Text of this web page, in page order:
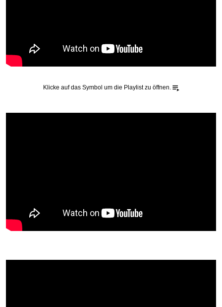
Klicke auf das Symbol um die Playlist zu öffnen.